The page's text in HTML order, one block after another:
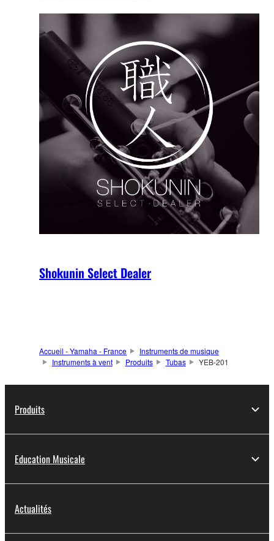
Shokunin Select Dealer
Accueil - Yamaha - France
Instruments de musique
Instruments à vent
Produits Tubas YEB-201
Produits
Education Musicale
Actualités